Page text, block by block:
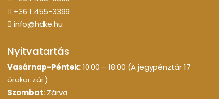
+36 1 455-3399
info@hdke.hu
Nyitvatartás
Vasárnap-Péntek:10:00 – 18:00 (A jegypénztár 17
órakor zár.)
Szombat: Zárva